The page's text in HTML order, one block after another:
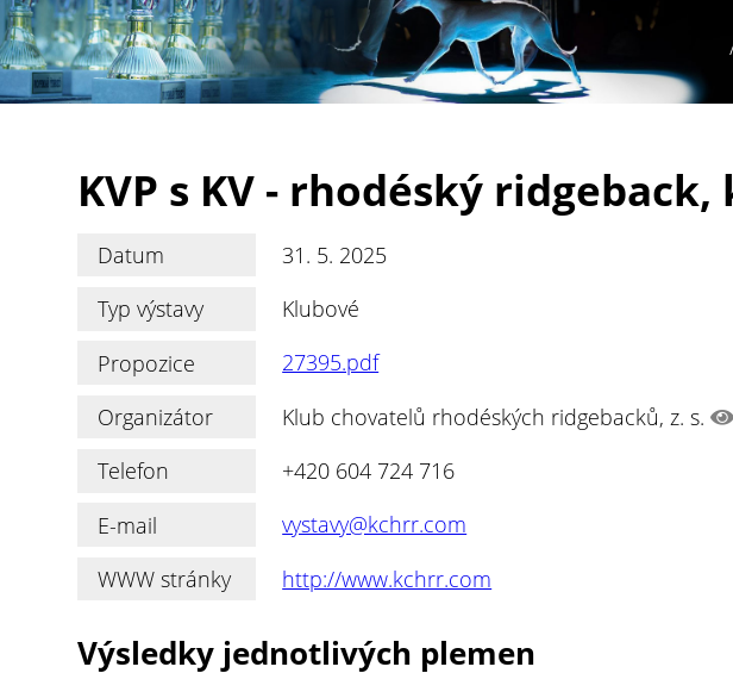
KVP s KV - rhodéský ridgeback,
Datum
31. 5. 2025
Typ výstavy
Klubové
Propozice
27395.pdf
Organizátor
Klub chovatelů rhodéských ridgebacků, z. s.
Telefon
+420 604 724 716
E-mail
vystavy@kchrr.com
WWW stránky
http://www.kchrr.com
Výsledky jednotlivých plemen